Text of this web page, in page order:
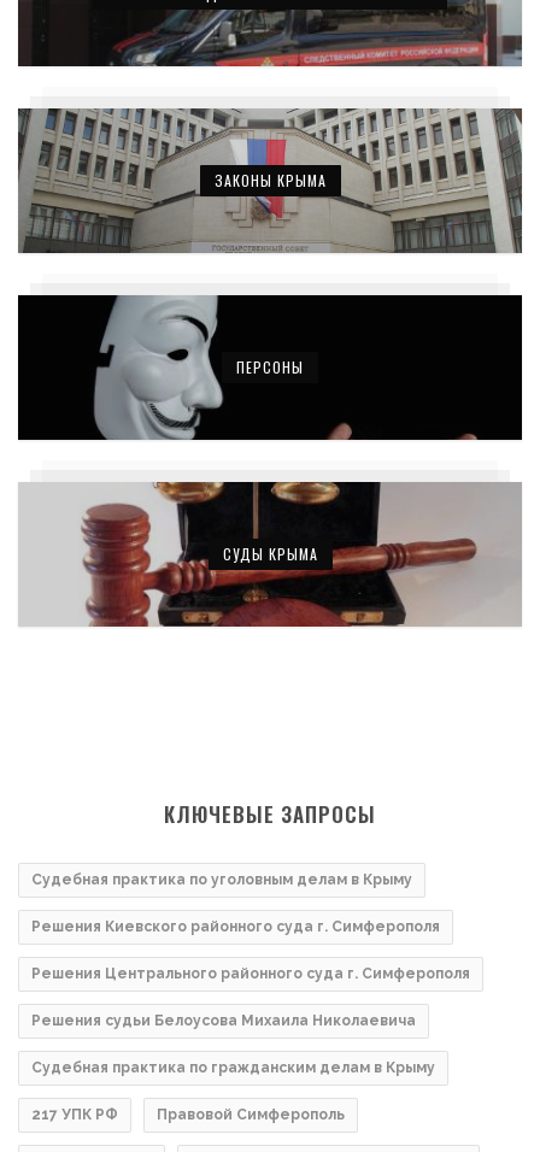
ЗАКОНЫ КРЫМА
ПЕРСОНЫ
СУДЫ КРЫМА
КЛЮЧЕВЫЕ ЗАПРОСЫ
Судебная практика по уголовным делам в Крыму
Решения Киевского районного суда г. Симферополя
Решения Центрального районного суда г. Симферополя
Решения судьи Белоусова Михаила Николаевича
Судебная практика по гражданским делам в Крыму
217 УПК РФ Правовой Симферополь